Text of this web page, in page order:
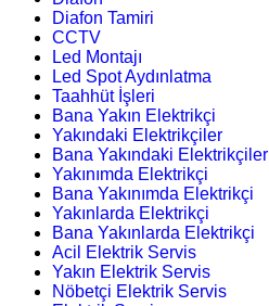
Diafon Tamiri
CCTV
Led Montajı
Led Spot Aydınlatma
Taahhüt İşleri
Bana Yakın Elektrikçi
Yakındaki Elektrikçiler
Bana Yakındaki Elektrikçiler
Yakınımda Elektrikçi
Bana Yakınımda Elektrikçi
Yakınlarda Elektrikçi
Bana Yakınlarda Elektrikçi
Acil Elektrik Servis
Yakın Elektrik Servis
Nöbetçi Elektrik Servis